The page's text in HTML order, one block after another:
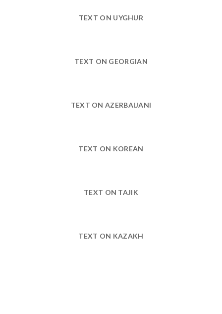
TEXT ON UYGHUR
TEXT ON GEORGIAN
TEXT ON AZERBAIJANI
TEXT ON KOREAN
TEXT ON TAJIK
TEXT ON KAZAKH